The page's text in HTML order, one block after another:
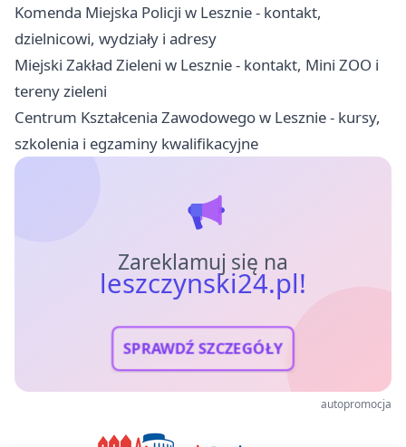
Komenda Miejska Policji w Lesznie - kontakt,
dzielnicowi, wydziały i adresy
Miejski Zakład Zieleni w Lesznie - kontakt, Mini ZOO i
tereny zieleni
Centrum Kształcenia Zawodowego w Lesznie - kursy,
szkolenia i egzaminy kwalifikacyjne
Zareklamuj się na
leszczynski24.pl!
SPRAWDŹ SZCZEGÓŁY
autopromocja